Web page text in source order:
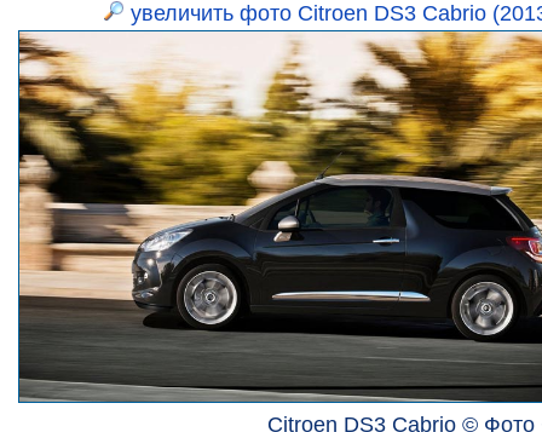
увеличить фото Citroen DS3 Cabrio
Citroen DS3 Cabrio © Фото